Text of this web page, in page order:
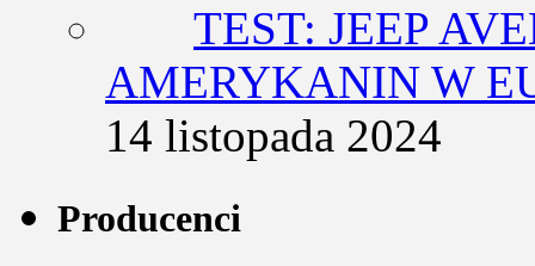
TEST: JEEP
AMERYKANIN W
14 listopada 2024
Producenci